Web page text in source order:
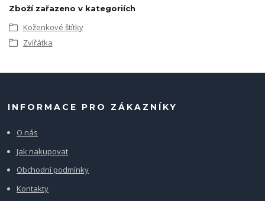
Zboží zařazeno v kategoriích
Koženkové štítky
Zvířátka
INFORMACE PRO ZÁKAZNÍKY
O nás
Jak nakupovat
Obchodní podmínky
Kontakty